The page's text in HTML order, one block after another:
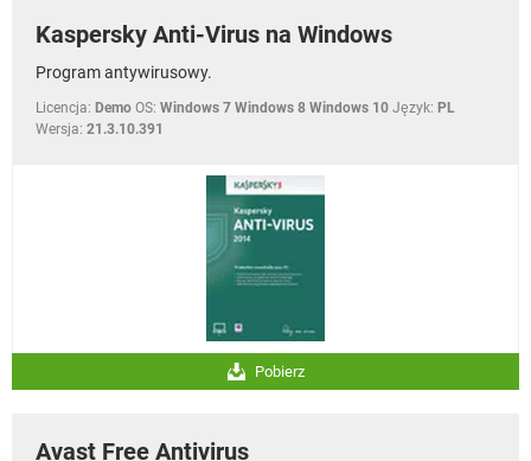
Kaspersky Anti-Virus na Windows
Program antywirusowy.
Licencja: Demo OS: Windows 7 Windows 8 Windows 10 Język: PL
Wersja: 21.3.10.391
Pobierz
Avast Free Antivirus